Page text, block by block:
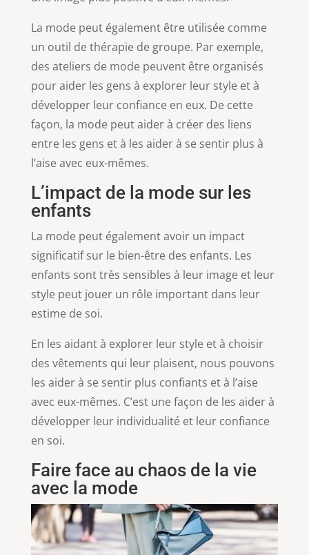
La mode peut également être utilisée comme
un outil de thérapie de groupe. Par exemple,
des ateliers de mode peuvent être organisés
pour aider les gens à explorer leur style et à
développer leur confiance en eux. De cette
façon, la mode peut aider à créer des liens
entre les gens et à les aider à se sentir plus à
l’aise avec eux-mêmes.
L’impact de la mode sur les
enfants
La mode peut également avoir un impact
significatif sur le bien-être des enfants. Les
enfants sont très sensibles à leur image et leur
style peut jouer un rôle important dans leur
estime de soi.
En les aidant à explorer leur style et à choisir
des vêtements qui leur plaisent, nous pouvons
les aider à se sentir plus confiants et à l’aise
avec eux-mêmes. C’est une façon de les aider à
développer leur individualité et leur confiance
en soi.
Faire face au chaos de la vie
avec la mode